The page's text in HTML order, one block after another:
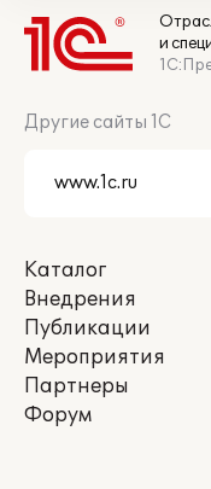
и
Другие сайты 1С
Каталог
Внедрения
Публикации
Мероприятия
Партнеры
Форум